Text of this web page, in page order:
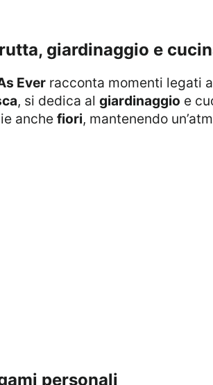
giardinaggio e
Everracconta momenti legati
, si dedica al giardinaggio e
anche fiori, mantenendo
personali